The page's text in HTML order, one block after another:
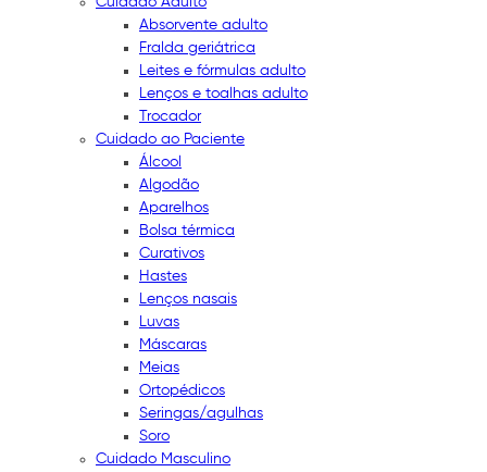
Absorvente adulto
Fralda geriátrica
Leites e fórmulas adulto
Lenços e toalhas adulto
Trocador
Cuidado ao Paciente
Álcool
Algodão
Aparelhos
Bolsa térmica
Curativos
Hastes
Lenços nasais
Luvas
Máscaras
Meias
Ortopédicos
Seringas/agulhas
Soro
Cuidado Masculino